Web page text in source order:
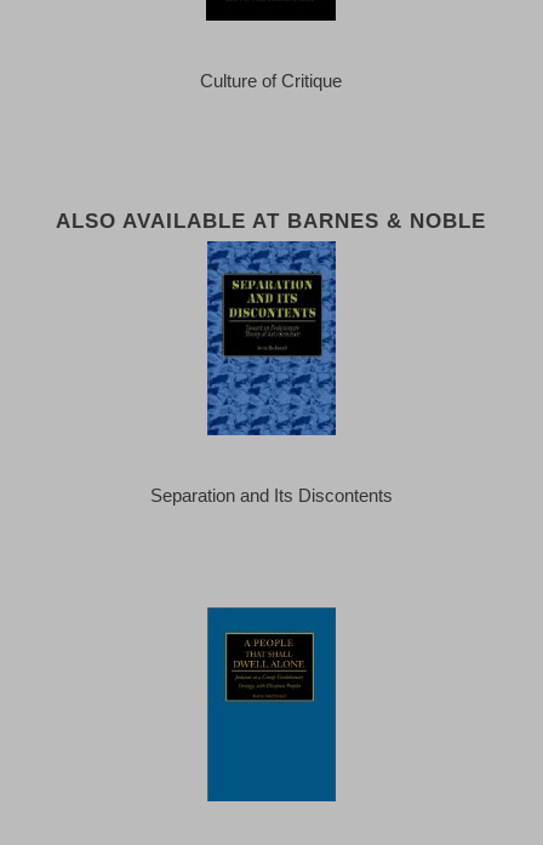
Culture of Critique
ALSO AVAILABLE AT BARNES & NOBLE
Separation and Its Discontents